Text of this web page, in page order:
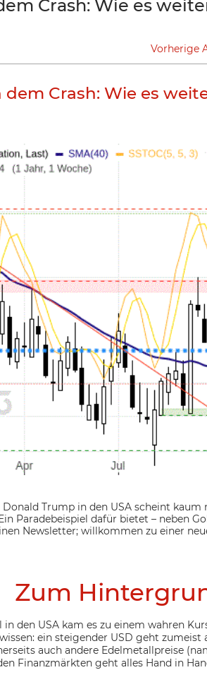
Crash: Wie es
Vorherige
Crash: Wie es
Trump in den USA scheint kaum
Paradebeispiel dafür bietet – neben
Newsletter; willkommen zu einer
Zum
in den USA kam es zu einem wahren
ein steigender USD geht
auch andere Edelmetallpreise
Finanzmärkten geht alles Hand in